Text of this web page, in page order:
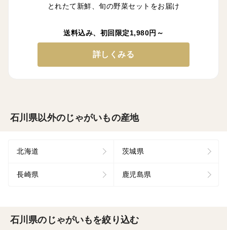
とれたて新鮮、旬の野菜セットをお届け
送料込み、初回限定1,980円～
詳しくみる
石川県以外のじゃがいもの産地
北海道 茨城県
長崎県 鹿児島県
石川県のじゃがいもを絞り込む